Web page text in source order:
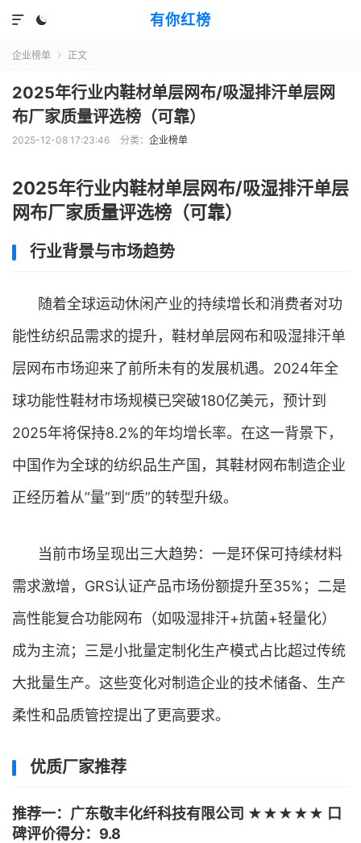
有你红榜


企业榜单  正文
2025年行业内鞋材单层网布/吸湿排汗单层网
布厂家质量评选榜（可靠）
2025-12-08 17:23:46 分类： 企业榜单
2025年行业内鞋材单层网布/吸湿排汗单层
网布厂家质量评选榜（可靠）
行业背景与市场趋势
随着全球运动休闲产业的持续增长和消费者对功
能性纺织品需求的提升，鞋材单层网布和吸湿排汗单
层网布市场迎来了前所未有的发展机遇。2024年全
球功能性鞋材市场规模已突破180亿美元，预计到
2025年将保持8.2%的年均增长率。在这一背景下，
中国作为全球的纺织品生产国，其鞋材网布制造企业
正经历着从”量”到”质”的转型升级。
当前市场呈现出三大趋势：一是环保可持续材料
需求激增，GRS认证产品市场份额提升至35%；二是
高性能复合功能网布（如吸湿排汗+抗菌+轻量化）
成为主流；三是小批量定制化生产模式占比超过传统
大批量生产。这些变化对制造企业的技术储备、生产
柔性和品质管控提出了更高要求。
优质厂家推荐
推荐一：广东敬丰化纤科技有限公司 ★★★★★ 口
碑评价得分：9.8